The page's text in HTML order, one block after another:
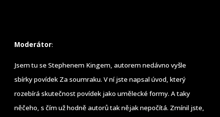
Moderátor:
Jsem tu se Stephenem Kingem, autorem nedávno vyšle
sbírky povídek Za soumraku. V ní jste napsal úvod, který
rozebírá skutečnost povídek jako umělecké formy. A taky
něčeho, s čím už hodně autorů tak nějak nepočítá. Zmínil jste,